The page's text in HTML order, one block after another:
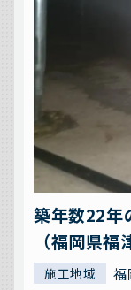
築年数22年
（福岡県福
施工地域 福